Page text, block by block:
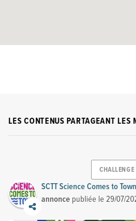
LES CONTENUS PARTAGEANT LES
CHALLENGE
SCTT Science Comes to Town
annonce publiée le29/07/